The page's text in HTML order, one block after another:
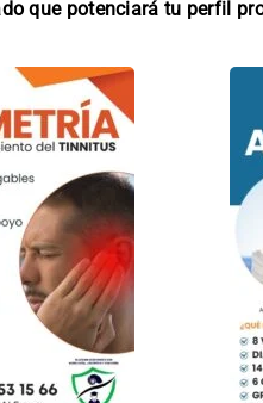
que potenciará tu perfil